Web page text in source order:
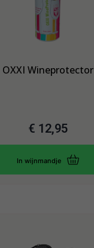
OXXI Wineprotector
€ 12,95
In wijnmandje